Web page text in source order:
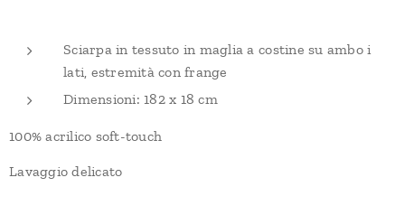
Sciarpa in tessuto in maglia a costine su ambo i
lati, estremità con frange
Dimensioni: 182 x 18 cm
100% acrilico soft-touch
Lavaggio delicato